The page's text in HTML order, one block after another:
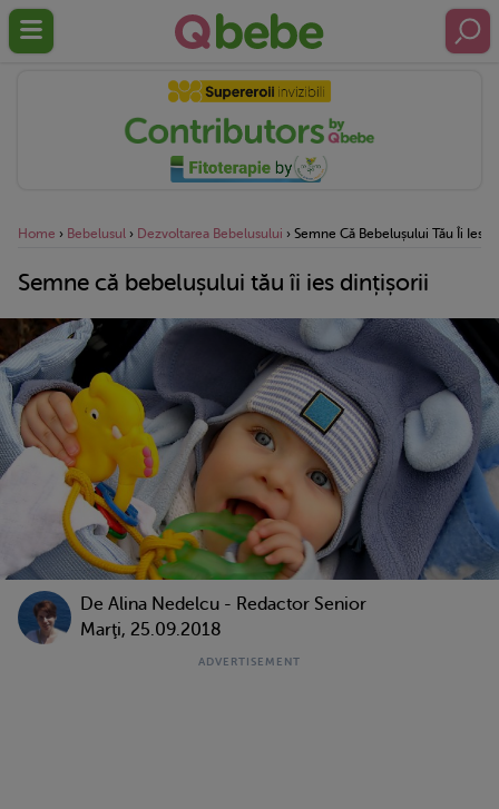
Home › Bebelusul › Dezvoltarea Bebelusului › Semne Că Bebelușului Tău Îi Ies
Semne că bebelușului tău îi ies dințișorii
De Alina Nedelcu - Redactor Senior
Marţi, 25.09.2018